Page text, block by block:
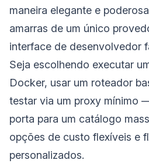
maneira elegante e
amarras de um único
interface de desenvolvedor
Seja escolhendo executar
Docker, usar um roteador
testar via um proxy mínimo
porta para um catálogo
opções de custo flexíveis e
personalizados.